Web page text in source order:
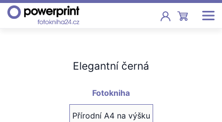
Pevná vazba, sešity, poukazy
Fotokalendáře
Elegantní černá
Fotokniha
Přírodní A4 na výšku